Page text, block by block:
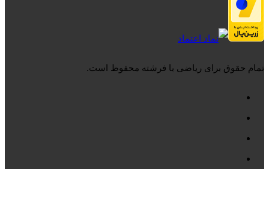
تمام حقوق برای ریاضی با فرشته محفوظ است.